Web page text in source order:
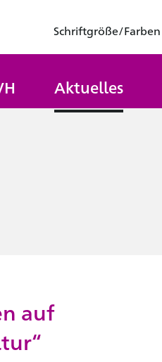
Schriftgröße/Farben
Aktuelles
auf